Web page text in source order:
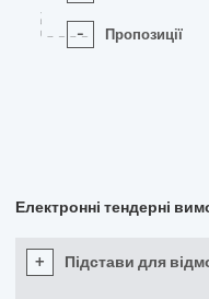
- Пропозиції
Електронні тендерні
+ Підстави для